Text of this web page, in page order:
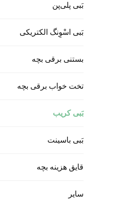
بَبی پلی‌پن
بَبی اسْوِنگ الکتریکی
بستنی برقی بچه
تخت خواب برقی بچه
بَبی کریب
بَبی باسینت
قایق هزینه بچه
سایر